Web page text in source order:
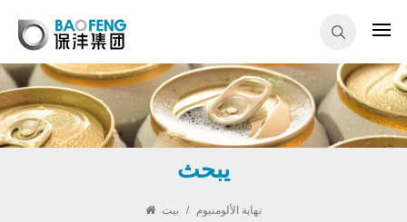
يبحث
/ نهاية الألومنيوم